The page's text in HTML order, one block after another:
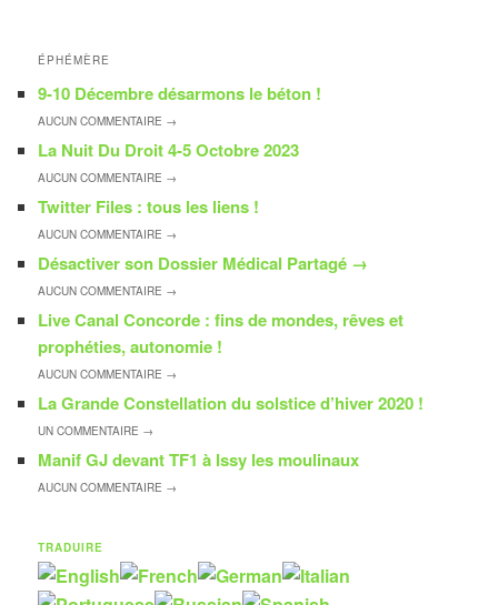
ÉPHÉMÈRE
9-10 Décembre désarmons le béton !
AUCUNCOMMENTAIRE →
La Nuit Du Droit 4-5 Octobre 2023
AUCUNCOMMENTAIRE →
Twitter Files : tous les liens !
AUCUNCOMMENTAIRE →
Désactiver son Dossier Médical Partagé →
AUCUNCOMMENTAIRE →
Live Canal Concorde : fins de mondes, rêves et
prophéties, autonomie !
AUCUNCOMMENTAIRE →
La Grande Constellation du solstice d’hiver 2020 !
UNCOMMENTAIRE →
Manif GJ devant TF1 à Issy les moulinaux
AUCUNCOMMENTAIRE →
TRADUIRE